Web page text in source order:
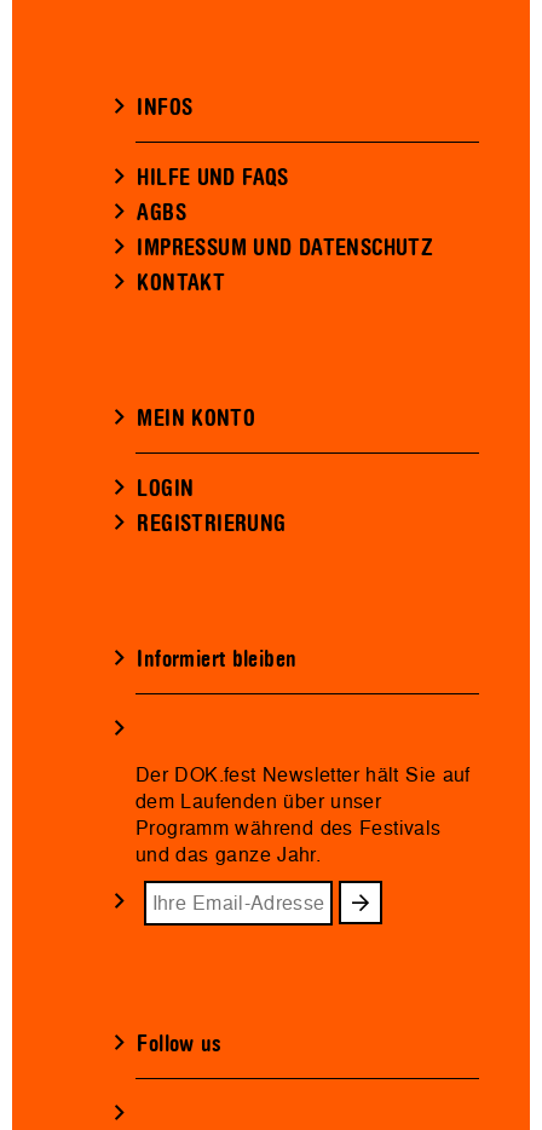
INFOS
HILFE UND FAQS
AGBS
IMPRESSUM UND DATENSCHUTZ
KONTAKT
MEIN KONTO
LOGIN
REGISTRIERUNG
Informiert bleiben
Der DOK.fest Newsletter hält Sie auf
dem Laufenden über unser
Programm während des Festivals
und das ganze Jahr.
Follow us